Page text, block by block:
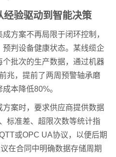
经验驱动到智能决策
方案不再局限于闭环控制，
判设备健康状态。某线缆企
批次的生产数据，通过机器
兆，提前了两周预警轴承磨
本降低80%。
方案时，要求供应商提供数据
标准差、超限次数等统计指
或OPC UA协议，以便后期
在合同中明确数据存储周期